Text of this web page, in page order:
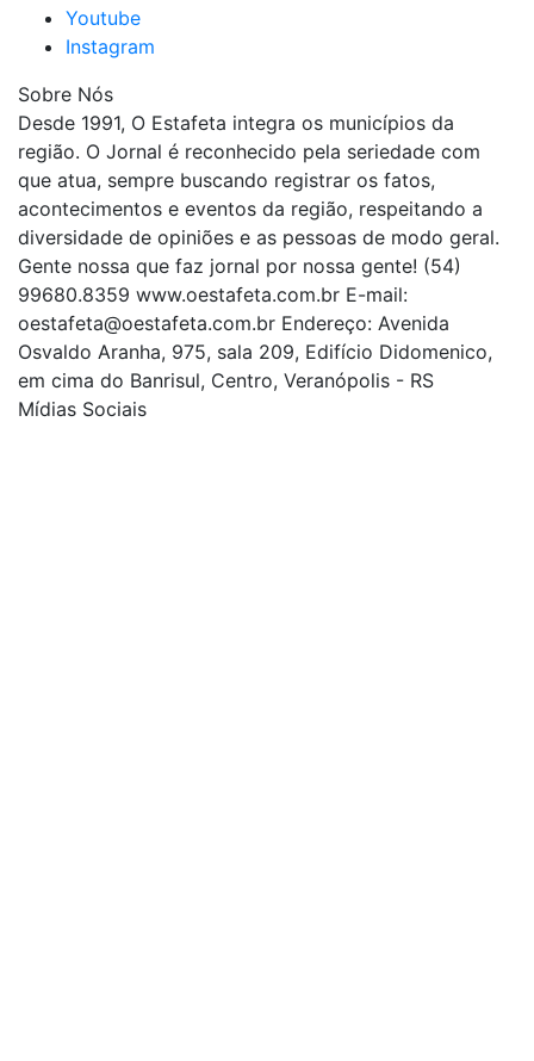
Youtube
Instagram
Sobre Nós
Desde 1991, O Estafeta integra os municípios da
região. O Jornal é reconhecido pela seriedade com
que atua, sempre buscando registrar os fatos,
acontecimentos e eventos da região, respeitando a
diversidade de opiniões e as pessoas de modo geral.
Gente nossa que faz jornal por nossa gente! (54)
99680.8359 www.oestafeta.com.br E-mail:
oestafeta@oestafeta.com.br Endereço: Avenida
Osvaldo Aranha, 975, sala 209, Edifício Didomenico,
em cima do Banrisul, Centro, Veranópolis - RS
Mídias Sociais